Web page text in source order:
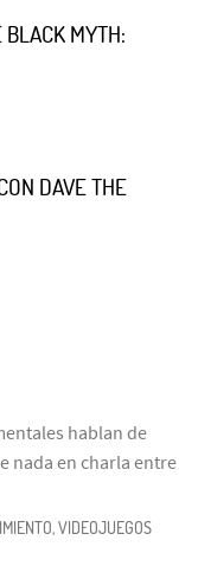
MYTH:
DAVE THE
hablan de
nada en charla entre
VIDEOJUEGOS